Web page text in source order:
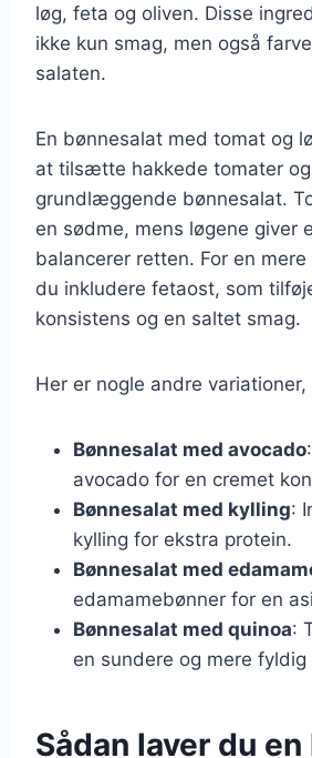
løg, feta og oliven. Disse
ikke kun smag, men også
salaten.
En bønnesalat med tomat og
at tilsætte hakkede tomater
grundlæggende bønnesalat.
en sødme, mens løgene giver
balancerer retten. For en
du inkludere fetaost, som
konsistens og en saltet smag.
Her er nogle andre
Bønnesalat med avocado
avocado for en cremet
Bønnesalat med kylling:
kylling for ekstra protein.
Bønnesalat med
edamamebønner for en
Bønnesalat med quinoa:
en sundere og mere fyldig
Sådan laver du